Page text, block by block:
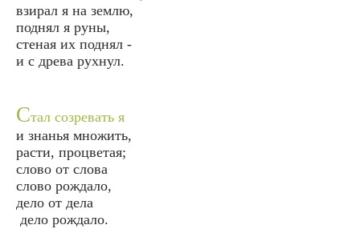
взирал я на землю,
поднял я руны,
стеная их поднял -
и с древа рухнул.
Стал созревать я
и знанья множить,
расти, процветая;
слово от слова
слово рождало,
дело от дела
дело рождало.